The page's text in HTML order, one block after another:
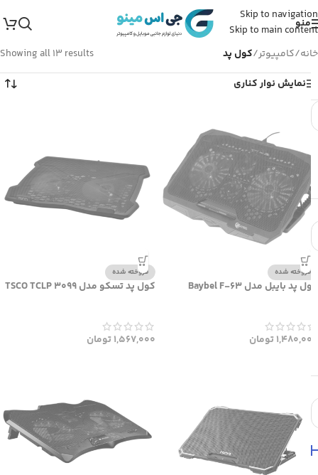
Skip to navigation
Skip to main content
منو
خانه/کامپیوتر/کول پد
Showing all 13 results
نمایش نوار کناری
فروخته شده
کول پد بایبل مدل Baybel F-63
1,480,000تومان
فروخته شده
کول پد تسکو مدل TSCO TCLP 3099
1,567,000تومان